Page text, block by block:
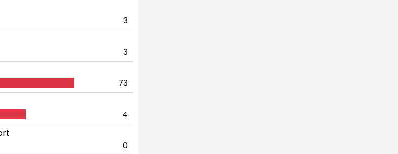
3
3
73
4
0